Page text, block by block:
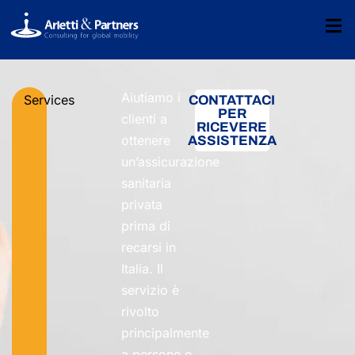
Services
Aiutiamo i
clienti a
ottenere
un’assicurazione
sanitaria
privata
prima di
recarsi in
Italia. Il
servizio è
rivolto
principalmente
CONTATTACI
PER
RICEVERE
ASSISTENZA